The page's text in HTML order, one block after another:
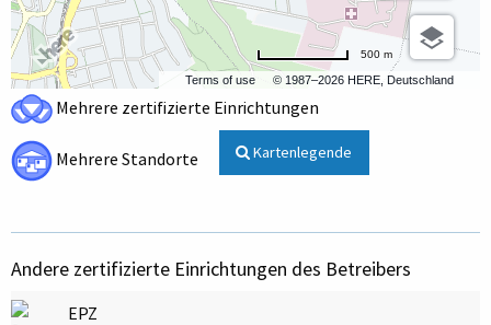
Terms of use © 1987–2026 HERE, Deutschland
500 m
Mehrere zertifizierte Einrichtungen
Mehrere Standorte Kartenlegende
Andere zertifizierte Einrichtungen des Betreibers
EPZ